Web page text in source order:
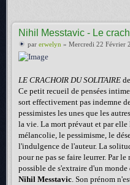
Nihil Messtavic - Le
par erwelyn » Mercredi 22 Février
LE CRACHOIR DU SOLITAIRE
Ce petit recueil de pensées
sort effectivement pas indemne
pessimistes les unes que les
la vie. La mort prévaut et par
mélancolie, le pessimisme, le
l'indulgence de l'auteur. La
pour ne pas se faire leurrer. Par
possible de s'extraire d'un monde
Nihil Messtavic. Son prénom